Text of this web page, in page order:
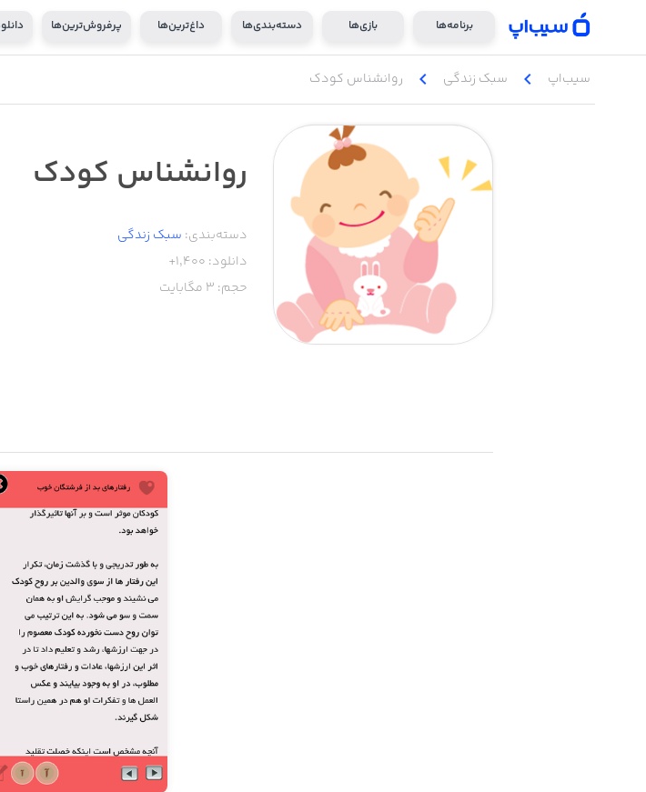
برنامه‌ها بازی‌ها دسته‌بندی‌ها داغ‌ترین‌ها پرفروش‌ترین‌ها
سیب‌اپ chevron_left سبک زندگی chevron_left روانشناس کودک
روانشناس کودک
دسته‌بندی: سبک زندگی
دانلود: 1,400+
حجم: 3 مگابایت